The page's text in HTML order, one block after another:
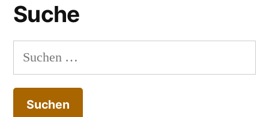
Suche
Suchen
nach: